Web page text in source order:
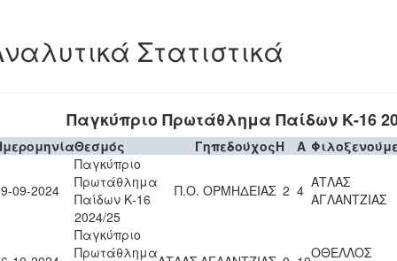
Στατιστικά
Παγκύπριο Πρωτάθλημα Παίδων Κ-16
Θεσμός ΓηπεδούχοςH A
09-2024
Παγκύπριο
Πρωτάθλημα
Παίδων Κ-16
2024/25
Π.Ο. ΟΡΜΗΔΕΙΑΣ 2 4 ΑΤΛΑΣ
ΑΓΛΑΝΤΖΙΑΣ
Παγκύπριο
Πρωτάθλημα
ΟΘΕΛΛΟΣ